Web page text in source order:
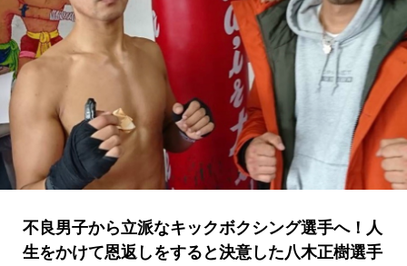
不良男子から立派なキックボクシング選手へ！人
生をかけて恩返しをすると決意した八木正樹選手